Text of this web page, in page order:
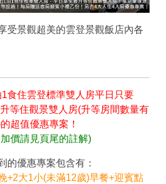
受景觀超美的雲登景觀飯店內各
食住雲登標準雙人房平日只要
等住觀景雙人房(升等房間數量有
超值優惠專案！
價請見頁尾的註解)
的優惠專案包含有：
+2大1小(未滿12歲)早餐+迎賓點